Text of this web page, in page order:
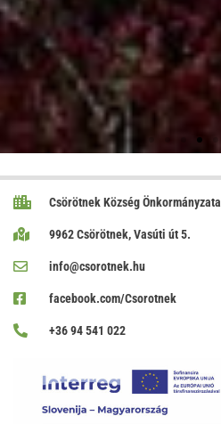
Csörötnek Község Önkormányzata
9962 Csörötnek, Vasúti út 5.
info@csorotnek.hu
facebook.com/Csorotnek
+36 94 541 022